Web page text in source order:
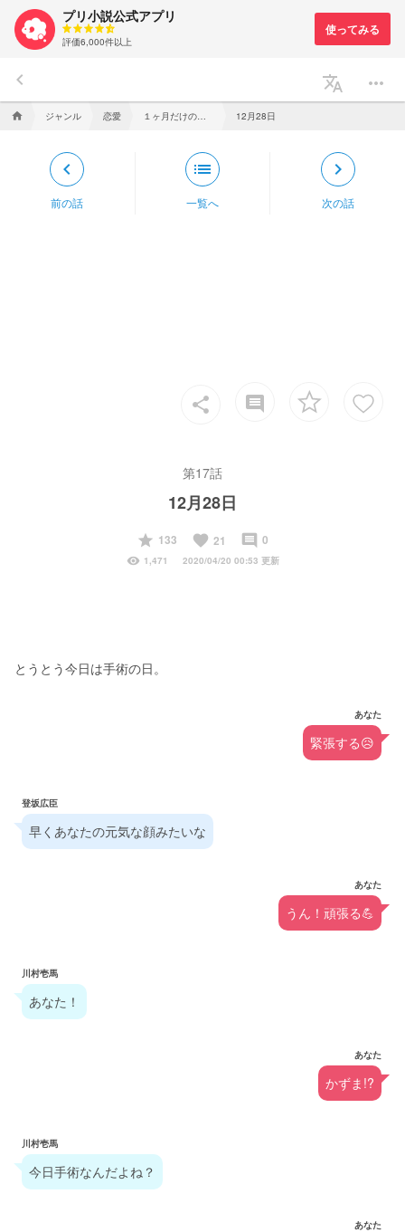
プリ小説公式アプリ
評価6,000件以上
keyboard_arrow_left translate more_horiz
home ジャンル 恋愛 12月28日
keyboard_arrow_left
前の話
list
一覧へ
keyboard_arrow_right
次の話
share insert_comment
第17話
12月28日
start
133 favorite 21 insert_comment 0
visibility 1,471 2020/04/20 00:53 更新
とうとう今日は手術の日。
あなた
緊張する😥
登坂広臣
早くあなたの元気な顔みたいな
あなた
うん！頑張る💪
川村壱馬
あなた！
あなた
かずま!?
川村壱馬
今日手術なんだよね？
あなた